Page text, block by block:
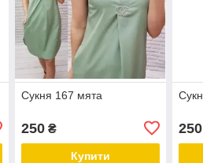
Сукня 167 мята
250₴
Купити
250